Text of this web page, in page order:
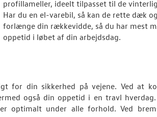
profillameller, ideelt tilpasset til de
Har du en el-varebil, så kan de rette dæk
forlænge din rækkevidde, så du har mest
oppetid i løbet af din arbejdsdag.
for din sikkerhed på vejene. Ved at
også din oppetid i en travl hverdag.
optimalt under alle forhold. Ved